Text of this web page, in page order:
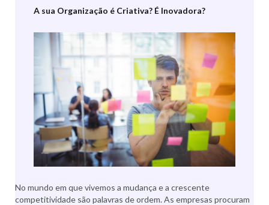
A sua Organização é Criativa? É Inovadora?
No mundo em que vivemos a mudança e a crescente
competitividade são palavras de ordem. As empresas procuram